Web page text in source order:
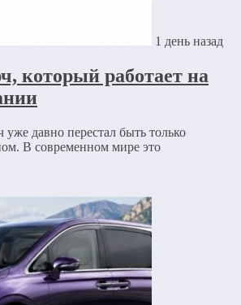
1 день назад
который работает на
давно перестал быть только
В современном мире это